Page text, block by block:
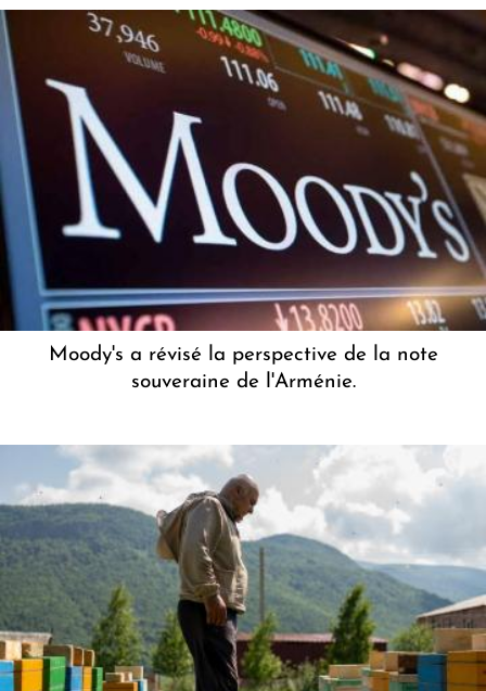
Moody's a révisé la perspective de la note
souveraine de l'Arménie.